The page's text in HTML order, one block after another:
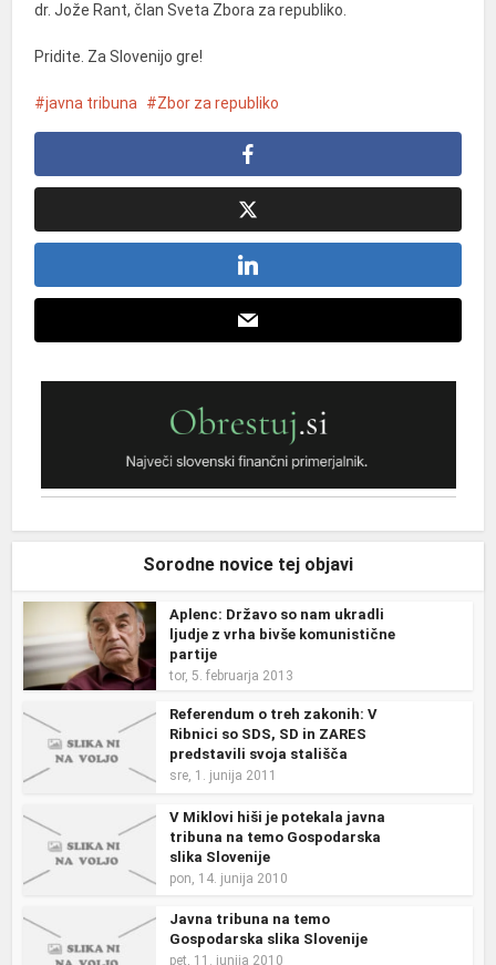
dr. Jože Rant, član Sveta Zbora za republiko.
Pridite. Za Slovenijo gre!
javna tribuna Zbor za republiko
Sorodne novice tej objavi
Aplenc: Državo so nam ukradli
ljudje z vrha bivše komunistične
partije
tor, 5. februarja 2013
Referendum o treh zakonih: V
Ribnici so SDS, SD in ZARES
predstavili svoja stališča
sre, 1. junija 2011
V Miklovi hiši je potekala javna
tribuna na temo Gospodarska
slika Slovenije
pon, 14. junija 2010
Javna tribuna na temo
Gospodarska slika Slovenije
pet, 11. junija 2010